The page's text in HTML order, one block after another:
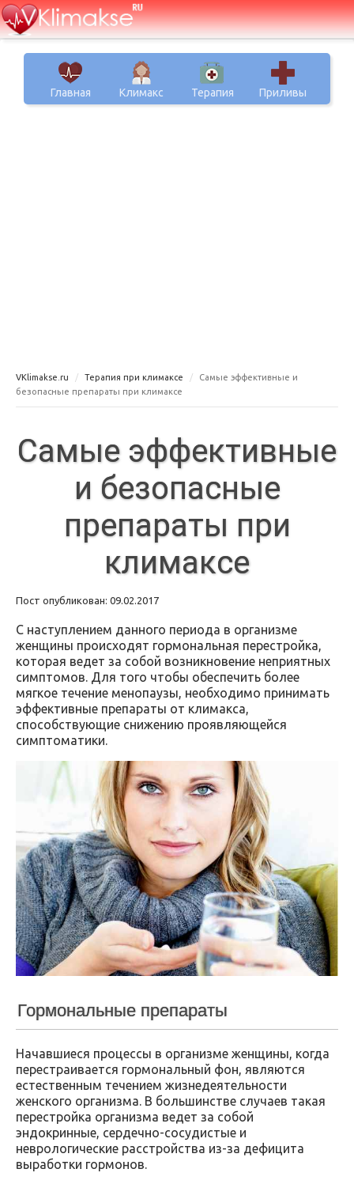
Главная Климакс Терапия Приливы
VKlimakse.ru Терапия при климаксе
Самые эффективные и
безопасные препараты при климаксе
Самые эффективные
и безопасные
препараты при
климаксе
Пост опубликован: 09.02.2017
С наступлением данного периода в организме
женщины происходят гормональная перестройка,
которая ведет за собой возникновение неприятных
симптомов. Для того чтобы обеспечить более
мягкое течение менопаузы, необходимо принимать
эффективные препараты от климакса,
способствующие снижению проявляющейся
симптоматики.
Гормональные препараты
Начавшиеся процессы в организме женщины, когда
перестраивается гормональный фон, являются
естественным течением жизнедеятельности
женского организма. В большинстве случаев такая
перестройка организма ведет за собой
эндокринные, сердечно-сосудистые и
неврологические расстройства из-за дефицита
выработки гормонов.